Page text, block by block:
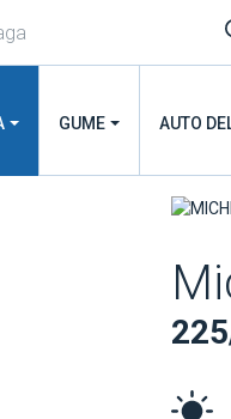
GUME AUTO